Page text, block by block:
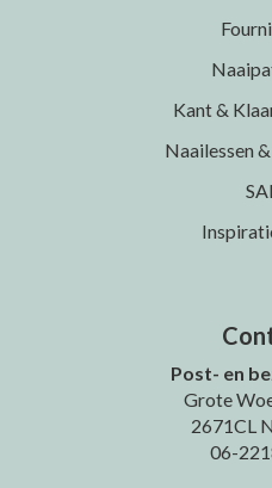
Kant &
Naailessen
Post- en
Grote
2671CL
06-